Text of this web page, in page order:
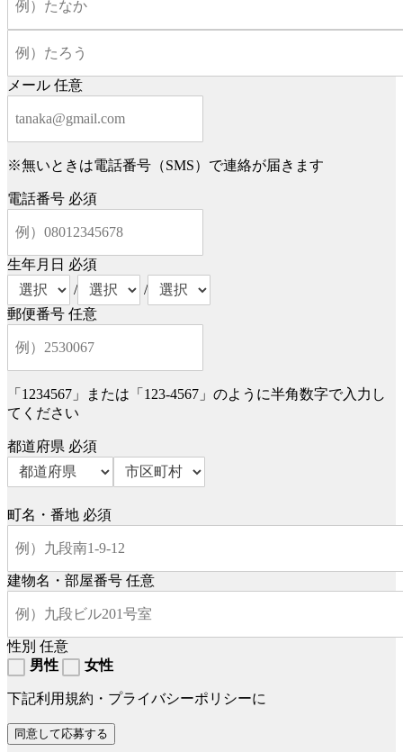
メール 任意
※無いときは電話番号（SMS）で連絡が届きます
電話番号 必須
生年月日 必須
/
/
郵便番号 任意
「1234567」または「123-4567」のように半角数字で入力し
てください
都道府県 必須
町名・番地 必須
建物名・部屋番号 任意
性別 任意
男性
女性
下記利用規約・プライバシーポリシーに